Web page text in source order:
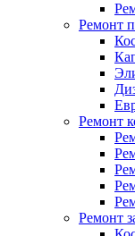
Ремонт
Ремонт
Ремонт